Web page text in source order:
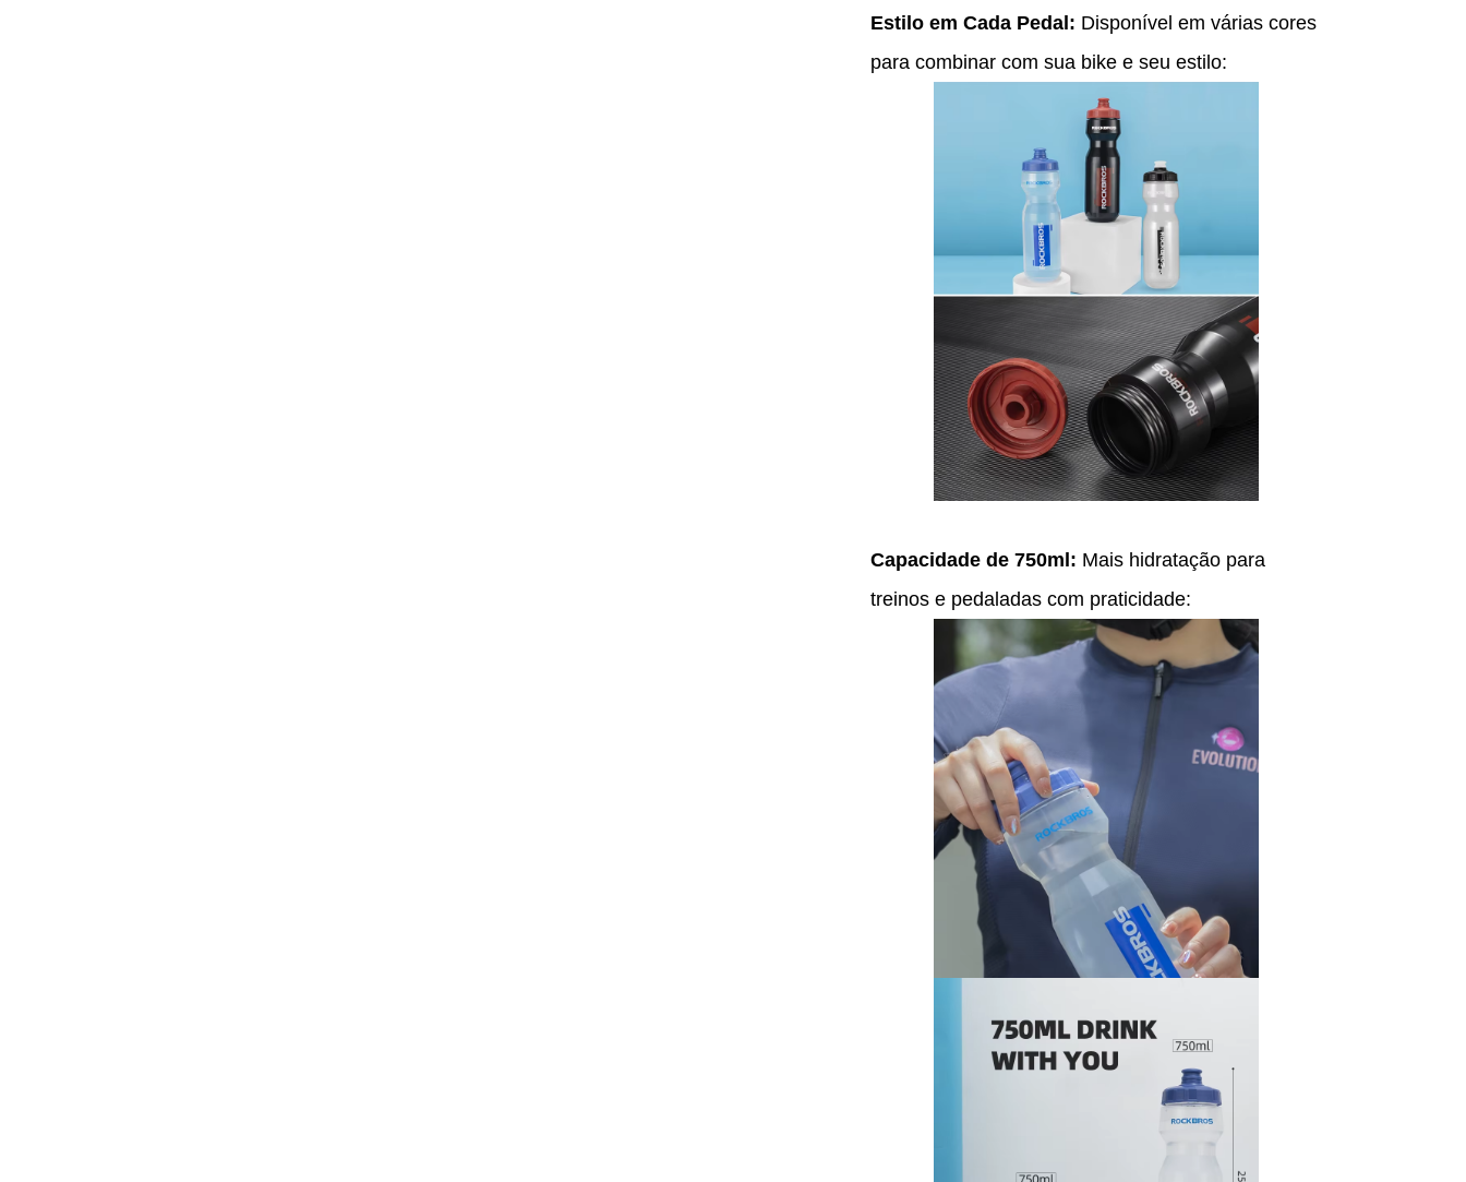
Estilo em Cada Pedal: Disponível em várias cores
para combinar com sua bike e seu estilo:
Capacidade de 750ml: Mais hidratação para
treinos e pedaladas com praticidade: